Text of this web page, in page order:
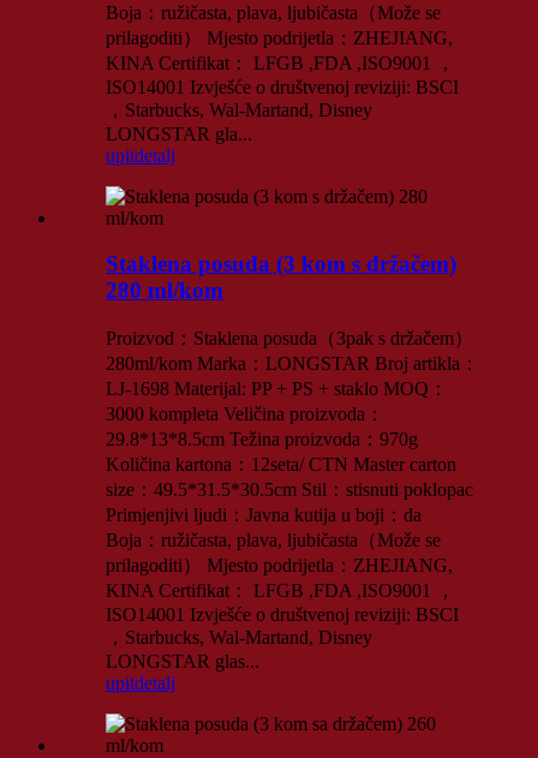
Boja：ružičasta, plava, ljubičasta（Može se
prilagoditi） Mjesto podrijetla：ZHEJIANG,
KINA Certifikat： LFGB ,FDA ,ISO9001 ，
ISO14001 Izvješće o društvenoj reviziji: BSCI
，Starbucks, Wal-Martand, Disney
LONGSTAR gla...
upitdetalj
Staklena posuda (3 kom s držačem)
280 ml/kom
Proizvod：Staklena posuda（3pak s držačem）
280ml/kom Marka：LONGSTAR Broj artikla：
LJ-1698 Materijal: PP + PS + staklo MOQ：
3000 kompleta Veličina proizvoda：
29.8*13*8.5cm Težina proizvoda：970g
Količina kartona：12seta/ CTN Master carton
size：49.5*31.5*30.5cm Stil：stisnuti poklopac
Primjenjivi ljudi：Javna kutija u boji：da
Boja：ružičasta, plava, ljubičasta（Može se
prilagoditi） Mjesto podrijetla：ZHEJIANG,
KINA Certifikat： LFGB ,FDA ,ISO9001 ，
ISO14001 Izvješće o društvenoj reviziji: BSCI
，Starbucks, Wal-Martand, Disney
LONGSTAR glas...
upitdetalj